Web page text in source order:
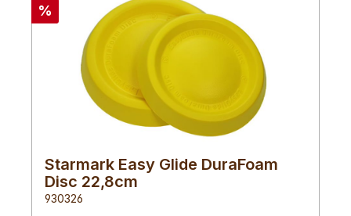
%
Starmark Easy Glide DuraFoam
Disc 22,8cm
930326